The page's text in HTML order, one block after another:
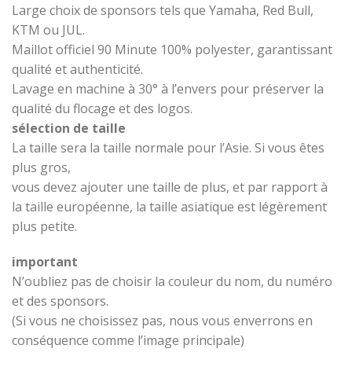
Large choix de sponsors tels que Yamaha, Red Bull,
KTM ou JUL.
Maillot officiel 90 Minute 100% polyester, garantissant
qualité et authenticité.
Lavage en machine à 30° à l’envers pour préserver la
qualité du flocage et des logos.
sélection de taille
La taille sera la taille normale pour l’Asie. Si vous êtes
plus gros,
vous devez ajouter une taille de plus, et par rapport à
la taille européenne, la taille asiatique est légèrement
plus petite.
important
N’oubliez pas de choisir la couleur du nom, du numéro
et des sponsors.
(Si vous ne choisissez pas, nous vous enverrons en
conséquence comme l’image principale)